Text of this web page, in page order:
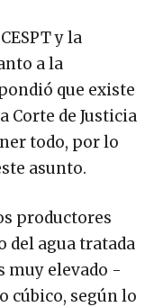
y la
a la
que existe
Corte de Justicia
todo, por lo
asunto.
productores
del agua tratada
muy elevado -
cúbico, según lo